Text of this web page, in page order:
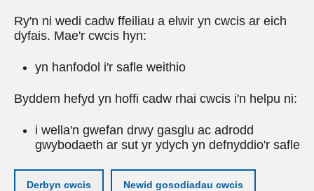
Ry'n ni wedi cadw ffeiliau a elwir yn cwcis ar eich
dyfais. Mae'r cwcis hyn:
yn hanfodol i'r safle weithio
Byddem hefyd yn hoffi cadw rhai cwcis i'n helpu ni:
i wella'n gwefan drwy gasglu ac adrodd
gwybodaeth ar sut yr ydych yn defnyddio'r safle
Derbyn cwcis Newid gosodiadau cwcis